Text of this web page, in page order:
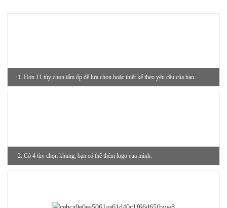
1. Hơn 11 tùy chọn tấm ốp để lựa chọn hoặc thiết kế theo yêu cầu của bạn.
2. Có 4 tùy chọn khung, bạn có thể thêm logo của mình.